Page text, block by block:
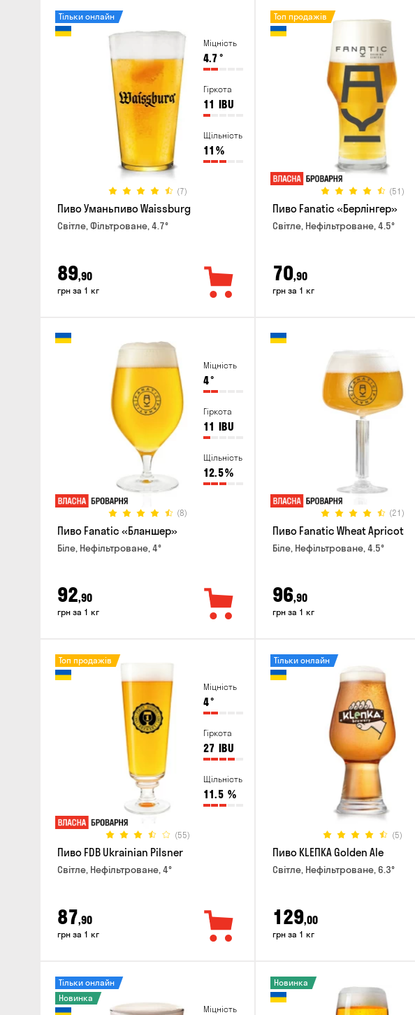
Міцність
4.7°
Гіркота
11 IBU
Щільність
11 %
(7)
Тільки онлайн
Пиво Уманьпиво Waissburg
Світле, Фільтроване, 4.7°
89,90
грн за 1 кг
(51)
Топ продажів
Пиво Fanatic «Берлінгер»
Світле, Нефільтроване, 4.5°
70,90
грн за 1 кг
Міцність
4°
Гіркота
11 IBU
Щільність
12.5%
(8)
Пиво Fanatic «Бланшер»
Біле, Нефільтроване, 4°
92,90
грн за 1 кг
(21)
Пиво Fanatic Wheat Apricot
Біле, Нефільтроване, 4.5°
96,90
грн за 1 кг
Міцність
4°
Гіркота
27 IBU
Щільність
11.5 %
(55)
Топ продажів
Пиво FDB Ukrainian Pilsner
Світле, Нефільтроване, 4°
87,90
грн за 1 кг
(5)
Тільки онлайн
Пиво KLEПКА Golden Ale
Світле, Нефільтроване, 6.3°
129,00
грн за 1 кг
Міцність
Тільки онлайн
Новинка
Новинка